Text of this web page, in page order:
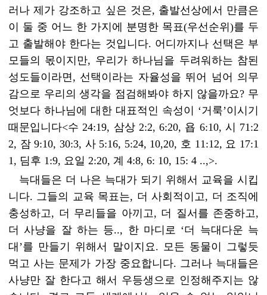
러나 제가 강조하고 싶은 것은, 출발선상에서 만큼은
이 둘 중 어느 한 가지에 분명한 목표(우선순위)를 두
고 출발해야 한다는 것입니다. 어디까지나 선택은 부
모들의 몫이지만, 우리가 하나님을 두려워하는 참된
성도들이라면, 선택이라는 자율성을 뛰어 넘어 의무
감으로 우리의 생각을 점검해봐야 하지 않을까요? 무
엇보다 하나님에 대한 대표적인 속성이 ‘거룩’이시기
때문입니다<수 24:19, 삼상 2:2, 6:20, 욥 6:10, 시 71:2
2, 잠 9:10, 30:3, 사 5:16, 5:24, 10,20, 호 11:12, 요 17:1
1, 딤후 1:9, 요일 2:20, 계 4:8, 6: 10, 15: 4 ..,>.
늑대들은 더 나은 늑대가 되기 위해서 교육을 시킵
니다. 그들의 교육 목표는, 더 사회적이고, 더 조직에
충성하고, 더 무리들을 아끼고, 더 질서를 존중하고,
더 사냥을 잘 하는 등.., 한 마디로 ‘더 늑대다운 늑
대’를 만들기 위해서 말이지요. 모든 동물이 그렇듯
먹고 사는 문제가 가장 중요합니다. 그러나 늑대들은
사냥만 잘 한다고 해서 우등생으로 인정해주지는 않